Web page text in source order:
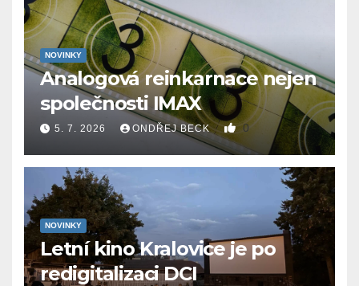
NOVINKY
Analogová reinkarnace nejen
společnosti IMAX
5. 7. 2026 ONDŘEJ BECK 0
NOVINKY
Letní kino Kralovice je po
redigitalizaci DCI